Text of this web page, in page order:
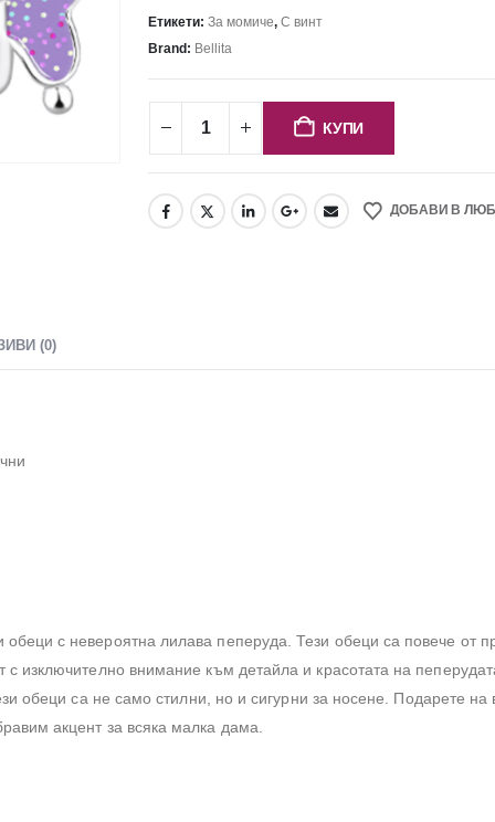
Етикети:За момиче,С винт
Brand: Bellita
КУПИ
ДОБАВИ В
(0)
с невероятна лилава пеперуда. Тези обеци са повече от
с изключително внимание към детайла и красотата на
обеци са не само стилни, но и сигурни за носене. Подарете
акцент за всяка малка дама.